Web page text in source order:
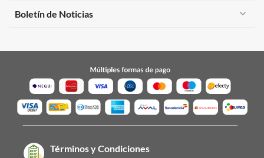
Boletín de Noticias expand_more
Términos y Condiciones